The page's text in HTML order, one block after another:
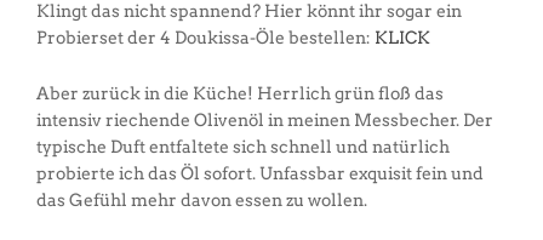
Klingt das nicht spannend? Hier könnt ihr sogar ein
Probierset der 4 Doukissa-Öle bestellen: KLICK
Aber zurück in die Küche! Herrlich grün floß das
intensiv riechende Olivenöl in meinen Messbecher. Der
typische Duft entfaltete sich schnell und natürlich
probierte ich das Öl sofort. Unfassbar exquisit fein und
das Gefühl mehr davon essen zu wollen.